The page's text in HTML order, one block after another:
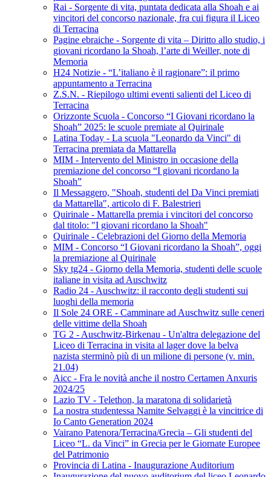
Rai - Sorgente di vita, puntata dedicata alla Shoah e ai
vincitori del concorso nazionale, fra cui figura il Liceo
di Terracina
Pagine ebraiche - Sorgente di vita – Diritto allo studio, i
giovani ricordano la Shoah, l’arte di Weiller, note di
Memoria
H24 Notizie - “L’italiano è il ragionare”: il primo
appuntamento a Terracina
Z.S.N. - Riepilogo ultimi eventi salienti del Liceo di
Terracina
Orizzonte Scuola - Concorso “I Giovani ricordano la
Shoah” 2025: le scuole premiate al Quirinale
Latina Today - La scuola "Leonardo da Vinci" di
Terracina premiata da Mattarella
MIM - Intervento del Ministro in occasione della
premiazione del concorso “I giovani ricordano la
Shoah”
Il Messaggero, "Shoah, studenti del Da Vinci premiati
da Mattarella", articolo di F. Balestrieri
Quirinale - Mattarella premia i vincitori del concorso
dal titolo: "I giovani ricordano la Shoah"
Quirinale - Celebrazioni del Giorno della Memoria
MIM - Concorso “I Giovani ricordano la Shoah”, oggi
la premiazione al Quirinale
Sky tg24 - Giorno della Memoria, studenti delle scuole
italiane in visita ad Auschwitz
Radio 24 - Auschwitz: il racconto degli studenti sui
luoghi della memoria
Il Sole 24 ORE - Camminare ad Auschwitz sulle ceneri
delle vittime della Shoah
TG 2 - Auschwitz-Birkenau - Un'altra delegazione del
Liceo di Terracina in visita al lager dove la belva
nazista sterminò più di un milione di persone (v. min.
21.04)
Aicc - Fra le novità anche il nostro Certamen Anxuris
2024/25
Lazio TV - Telethon, la maratona di solidarietà
La nostra studentessa Namite Selvaggi è la vincitrice di
Io Canto Generation 2024
Vairano Patenora/Terracina/Grecia – Gli studenti del
Liceo “L. da Vinci” in Grecia per le Giornate Europee
del Patrimonio
Provincia di Latina - Inaugurazione Auditorium